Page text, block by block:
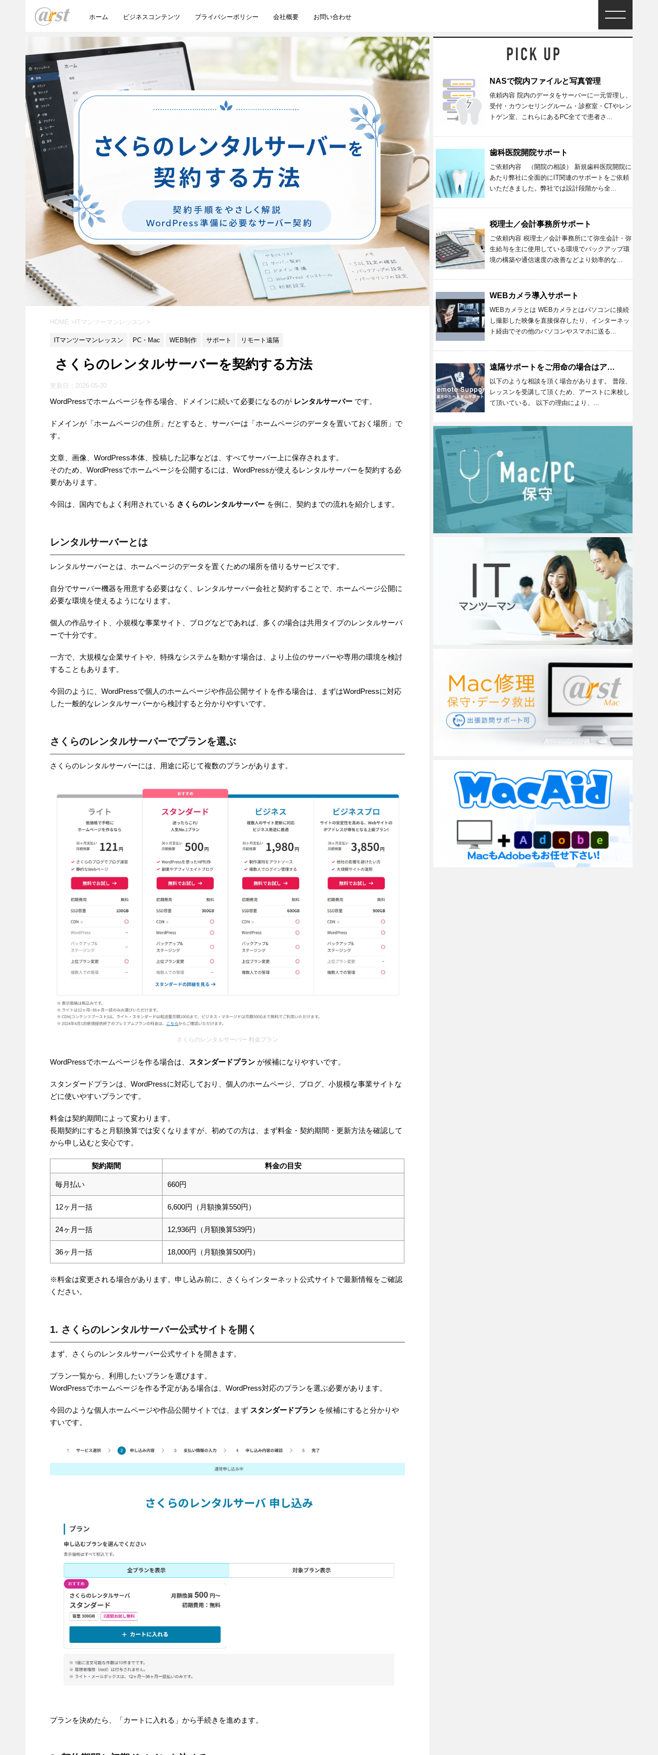
ホーム ビジネスコンテンツ プライバシーポリシー 会社概要 お問い合わせ
HOME >ITマンツーマンレッスン >
ITマンツーマンレッスン PC・Mac WEB制作 サポート リモート遠隔
さくらのレンタルサーバーを契約する方法
更新日： 2026-05-30
WordPressでホームページを作る場合、ドメインに続いて必要になるのが レンタルサーバー です。
ドメインが「ホームページの住所」だとすると、サーバーは「ホームページのデータを置いておく場所」で
す。
文章、画像、WordPress本体、投稿した記事などは、すべてサーバー上に保存されます。
そのため、WordPressでホームページを公開するには、WordPressが使えるレンタルサーバーを契約する必
要があります。
今回は、国内でもよく利用されている さくらのレンタルサーバー を例に、契約までの流れを紹介します。
レンタルサーバーとは
レンタルサーバーとは、ホームページのデータを置くための場所を借りるサービスです。
自分でサーバー機器を用意する必要はなく、レンタルサーバー会社と契約することで、ホームページ公開に
必要な環境を使えるようになります。
個人の作品サイト、小規模な事業サイト、ブログなどであれば、多くの場合は共用タイプのレンタルサーバ
ーで十分です。
一方で、大規模な企業サイトや、特殊なシステムを動かす場合は、より上位のサーバーや専用の環境を検討
することもあります。
今回のように、WordPressで個人のホームページや作品公開サイトを作る場合は、まずはWordPressに対応
した一般的なレンタルサーバーから検討すると分かりやすいです。
さくらのレンタルサーバーでプランを選ぶ
さくらのレンタルサーバーには、用途に応じて複数のプランがあります。
さくらのレンタルサーバー 料金プラン
WordPressでホームページを作る場合は、 スタンダードプラン が候補になりやすいです。
スタンダードプランは、WordPressに対応しており、個人のホームページ、ブログ、小規模な事業サイトな
どに使いやすいプランです。
料金は契約期間によって変わります。
長期契約にすると月額換算では安くなりますが、初めての方は、まず料金・契約期間・更新方法を確認して
から申し込むと安心です。
契約期間 料金の目安
毎月払い 660円
12ヶ月一括 6,600円（月額換算550円）
24ヶ月一括 12,936円（月額換算539円）
36ヶ月一括 18,000円（月額換算500円）
※料金は変更される場合があります。申し込み前に、さくらインターネット公式サイトで最新情報をご確認
ください。
1. さくらのレンタルサーバー公式サイトを開く
まず、さくらのレンタルサーバー公式サイトを開きます。
プラン一覧から、利用したいプランを選びます。
WordPressでホームページを作る予定がある場合は、WordPress対応のプランを選ぶ必要があります。
今回のような個人ホームページや作品公開サイトでは、まず スタンダードプラン を候補にすると分かりや
すいです。
プランを決めたら、「カートに入れる」から手続きを進めます。
NASで院内ファイルと写真管理
依頼内容 院内のデータをサーバーに一元管理し、
受付・カウンセリングルーム・診察室・CTやレン
トゲン室、これらにあるPC全てで患者さ...
歯科医院開院サポート
ご依頼内容 （開院の相談） 新規歯科医院開院に
あたり弊社に全面的にIT関連のサポートをご依頼
いただきました。弊社では設計段階から全...
税理士／会計事務所サポート
ご依頼内容 税理士／会計事務所にて弥生会計・弥
生給与を主に使用している環境でバックアップ環
境の構築や通信速度の改善などより効率的な...
WEBカメラ導入サポート
WEBカメラとは WEBカメラとはパソコンに接続
し撮影した映像を直接保存したり、インターネッ
ト経由でその他のパソコンやスマホに送る...
遠隔サポートをご用命の場合はアーストまで
以下のような相談を頂く場合があります。 普段、
レッスンを受講して頂くため、アーストに来校し
て頂いている。 以下の理由により、...